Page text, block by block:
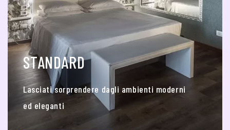
STANDARD
Lasciati sorprendere dagli ambienti moderni
ed eleganti